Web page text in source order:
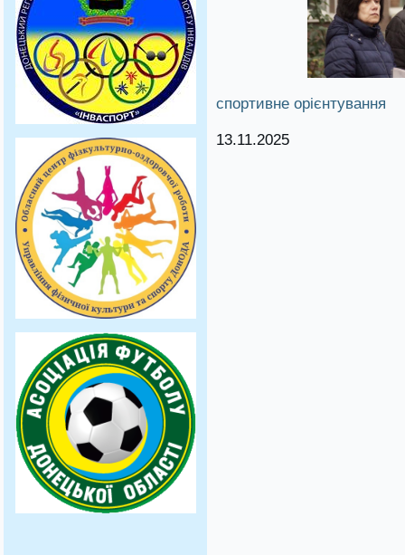
спортивне орієнтування
13.11.2025